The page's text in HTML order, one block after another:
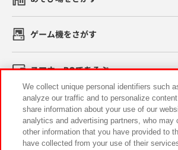
ゲーム機をさがす
スマホ・PCであそぶ
イベント・キャンペーン
We collect unique personal identifiers such
analyze our traffic and to personalize
share information about your use of our
analytics and advertising partners, who may
other information that you have provided to
have collected from your use of their